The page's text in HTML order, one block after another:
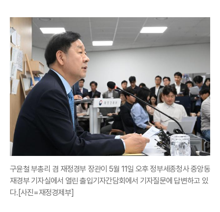
구윤철 부총리 겸 재정경부 장관이 5월 11일 오후 정부세종청사 중앙동
재경부 기자실에서 열린 출입기자간담회에서 기자질문에 답변하고 있
다.[사진=재정경제부]